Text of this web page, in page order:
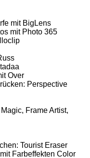
mit BigLens
mit Photo 365
Over
Perspective
Frame Artist,
Tourist Eraser
Farbeffekten Color